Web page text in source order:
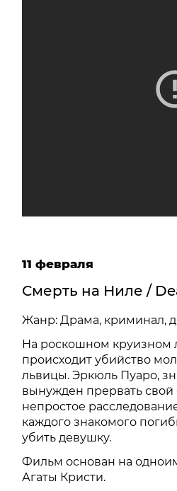
11 февраля
Смерть на Ниле /
Жанр: Драма, криминал,
На роскошном круизном
происходит убийство
львицы. Эркюль Пуаро,
вынужден прервать свой
непростое
каждого знакомого
убить девушку.
Фильм основан на
Агаты Кристи.